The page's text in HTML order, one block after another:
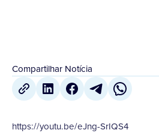
Compartilhar Notícia
https://youtu.be/eJng-SrIQS4